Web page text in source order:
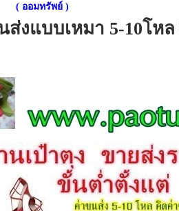
พย์ )
งแบบเหมา 5-10โหล